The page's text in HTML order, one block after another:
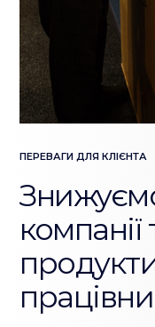
ПЕРЕВАГИ ДЛЯ КЛІЄНТА